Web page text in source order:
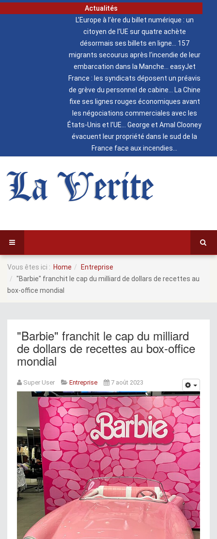
Actualités
L’Europe à l’ère du billet numérique : un
citoyen de l’UE sur quatre achète
désormais ses billets en ligne
157
migrants secourus après l’incendie de leur
embarcation dans la Manche
easyJet
France : les syndicats déposent un préavis
de grève du personnel de cabine
La Chine
fixe ses lignes rouges économiques avant
les négociations commerciales avec les
États-Unis et l’UE
George et Amal Clooney
évacuent leur propriété dans le sud de la
France face aux incendies
La Verite
Vous êtes ici : Home
Entreprise
"Barbie" franchit le cap du milliard de dollars de recettes au
box-office mondial
"Barbie" franchit le cap du milliard
de dollars de recettes au box-office
mondial
Super User Entreprise 7 août 2023